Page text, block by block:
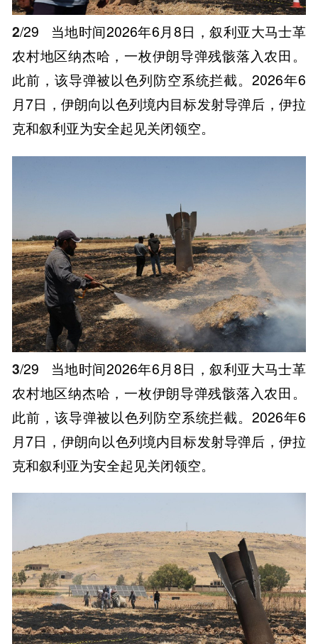
2/29
当地时间2026年6月8日，叙利亚大马士革
农村地区纳杰哈，一枚伊朗导弹残骸落入农田。
此前，该导弹被以色列防空系统拦截。2026年6
月7日，伊朗向以色列境内目标发射导弹后，伊拉
克和叙利亚为安全起见关闭领空。
3/29
当地时间2026年6月8日，叙利亚大马士革
农村地区纳杰哈，一枚伊朗导弹残骸落入农田。
此前，该导弹被以色列防空系统拦截。2026年6
月7日，伊朗向以色列境内目标发射导弹后，伊拉
克和叙利亚为安全起见关闭领空。